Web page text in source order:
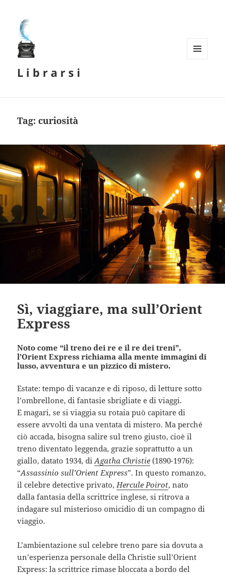
L i b r a r s i
Tag:curiosità
Sì, viaggiare, ma sull’Orient
Express
Noto come “il treno dei re e il re dei treni”,
l’Orient Express richiama alla mente immagini di
lusso, avventura e un pizzico di mistero.
Estate: tempo di vacanze e di riposo, di letture sotto
l’ombrellone, di fantasie sbrigliate e di viaggi.
E magari, se si viaggia su rotaia può capitare di
essere avvolti da una ventata di mistero. Ma perché
ciò accada, bisogna salire sul treno giusto, cioè il
treno diventato leggenda, grazie soprattutto a un
giallo, datato 1934, diAgatha Christie (1890-1976):
“Assassinio sull’Orient Express”. In questo romanzo,
il celebre detective privato, Hercule Poirot, nato
dalla fantasia della scrittrice inglese, si ritrova a
indagare sul misterioso omicidio di un compagno di
viaggio.
L’ambientazione sul celebre treno pare sia dovuta a
un’esperienza personale della Christie sull’Orient
Express: la scrittrice rimase bloccata a bordo del